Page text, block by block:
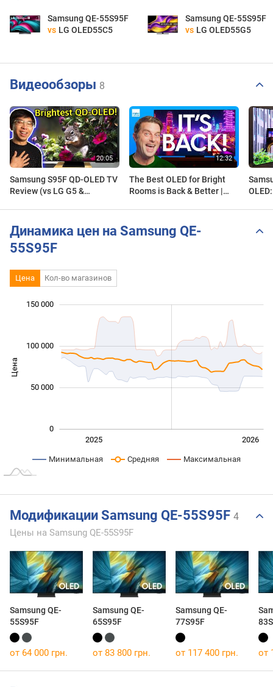
Samsung QE-55S95F
vs LG OLED55C5
Samsung QE-55S95F
vs LG OLED55G5
Видеообзоры 8
Samsung S95F QD-OLED TV
Review (vs LG G5 &
The Best OLED for Bright
Rooms is Back & Better |
Динамика цен на Samsung QE-
55S95F
Цена Кол-во магазинов
Цена
0
100 000
150 000
50 000
2026
2025
Минимальная Средняя Максимальная
Модификации Samsung QE-55S95F 4
Цены на Samsung QE-55S95F
Samsung QE-
55S95F
Samsung QE-
65S95F
Samsung QE-
77S95F
от 64 000 грн. от 83 800 грн. от 117 400 грн. от